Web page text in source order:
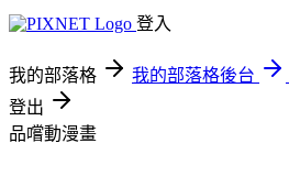
登入
我的部落格 我的部落格後台
登出
品嚐動漫畫